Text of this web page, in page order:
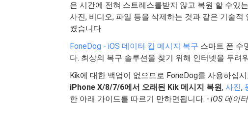
은 시간에 전혀 스트레스를받지 않고 복원 할 수있
사진, 비디오, 파일 등을 삭제하는 것과 같은 기술
켰습니다.
FoneDog - iOS 데이터 킵 메시지 복구 스마트 폰 수
다. 최상의 복구 솔루션을 찾기 위해 인터넷을 두려
Kik에 대한 백업이 없으므로 FoneDog를 사용하십
iPhone X/8/7/6에서 오래된 Kik 메시지 복원, 사진,
한 아래 가이드를 따르기 만하면됩니다. - iOS 데이